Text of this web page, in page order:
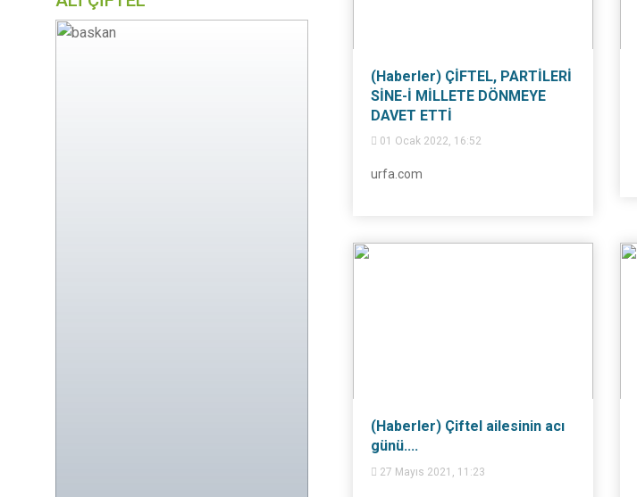
(Haberler) ÇİFTEL, PARTİLERİ
SİNE-İ MİLLETE DÖNMEYE
DAVET ETTİ
01 Ocak 2022, 16:52
urfa.com
(Haberler) Çiftel ailesinin acı
günü....
27 Mayıs 2021, 11:23